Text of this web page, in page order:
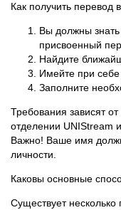
Как получить перевод
Вы должны
присвоенный
Найдите
Имейте при себе
Заполните
Требования зависят
отделении UNIStream
Важно! Ваше имя
личности.
Каковы основные
Существует